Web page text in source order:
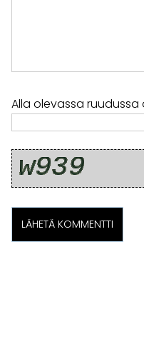
Alla olevassa